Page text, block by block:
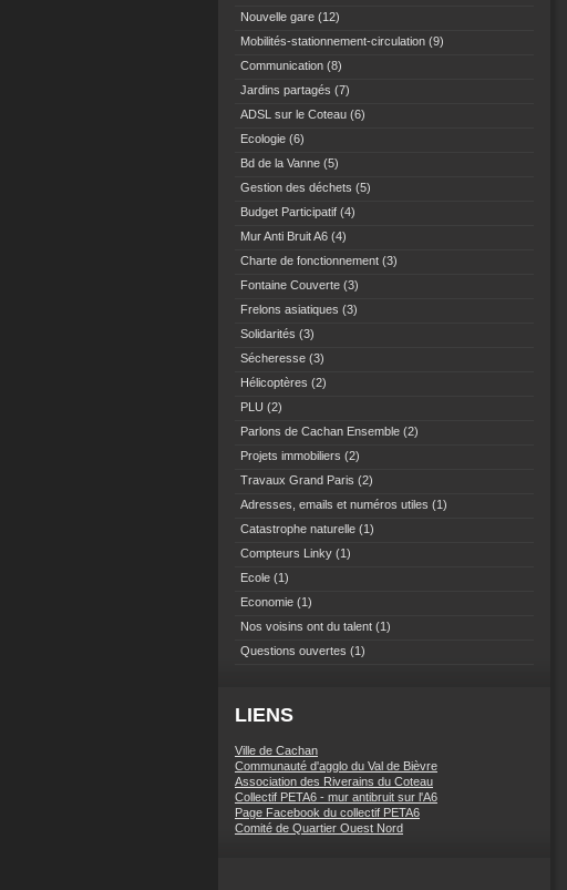
Nouvelle gare (12)
Mobilités-stationnement-circulation (9)
Communication (8)
Jardins partagés (7)
ADSL sur le Coteau (6)
Ecologie (6)
Bd de la Vanne (5)
Gestion des déchets (5)
Budget Participatif (4)
Mur Anti Bruit A6 (4)
Charte de fonctionnement (3)
Fontaine Couverte (3)
Frelons asiatiques (3)
Solidarités (3)
Sécheresse (3)
Hélicoptères (2)
PLU (2)
Parlons de Cachan Ensemble (2)
Projets immobiliers (2)
Travaux Grand Paris (2)
Adresses, emails et numéros utiles (1)
Catastrophe naturelle (1)
Compteurs Linky (1)
Ecole (1)
Economie (1)
Nos voisins ont du talent (1)
Questions ouvertes (1)
LIENS
Ville de Cachan
Communauté d'agglo du Val de Bièvre
Association des Riverains du Coteau
Collectif PETA6 - mur antibruit sur l'A6
Page Facebook du collectif PETA6
Comité de Quartier Ouest Nord